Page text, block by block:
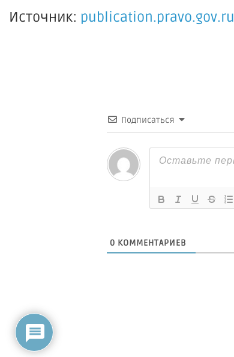
Источник: publication.pravo.gov.ru
Подписаться
0 КОММЕНТАРИЕВ